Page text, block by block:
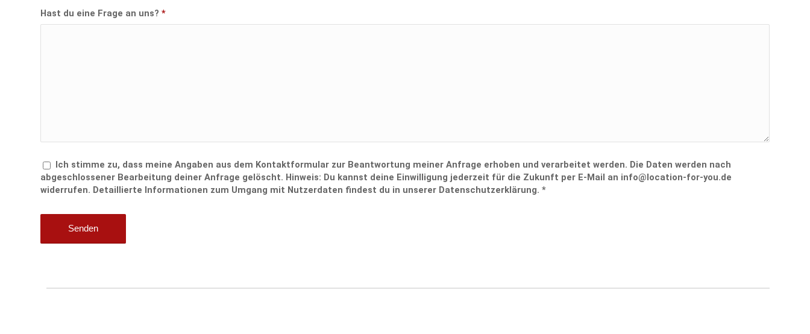
Hast du eine Frage an uns? *
Ich stimme zu, dass meine Angaben aus dem Kontaktformular zur Beantwortung meiner Anfrage erhoben und verarbeitet werden. Die Daten werden nach
abgeschlossener Bearbeitung deiner Anfrage gelöscht. Hinweis: Du kannst deine Einwilligung jederzeit für die Zukunft per E-Mail an info@location-for-you.de
widerrufen. Detaillierte Informationen zum Umgang mit Nutzerdaten findest du in unserer Datenschutzerklärung. *